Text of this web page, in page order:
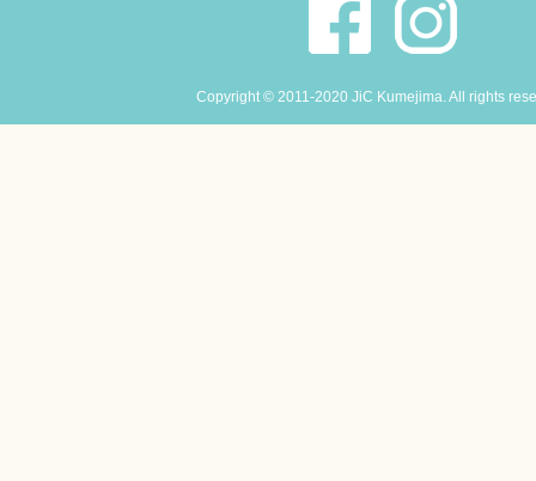
Copyright © 2011-2020 JiC Kumejima. All rights